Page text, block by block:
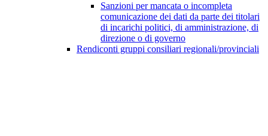
Sanzioni per mancata o incompleta
comunicazione dei dati da parte dei titolari
di incarichi politici, di amministrazione, di
direzione o di governo
Rendiconti gruppi consiliari regionali/provinciali